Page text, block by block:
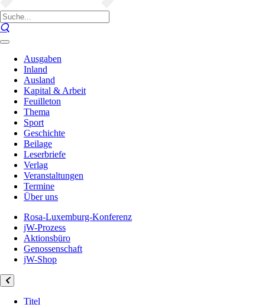
Ausgaben
Inland
Ausland
Kapital & Arbeit
Feuilleton
Thema
Sport
Geschichte
Beilage
Leserbriefe
Verlag
Veranstaltungen
Termine
Über uns
Rosa-Luxemburg-Konferenz
jW-Prozess
Aktionsbüro
Genossenschaft
jW-Shop
Titel